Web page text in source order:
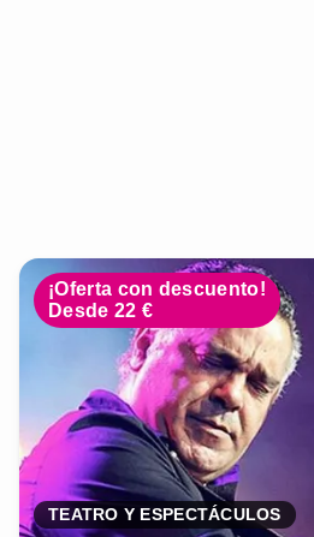
¡Oferta con descuento!
Desde 22 €
TEATRO Y ESPECTÁCULOS